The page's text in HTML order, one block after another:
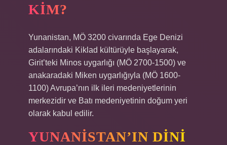
KIM?
Yunanistan, MÖ 3200 civarında Ege Denizi
adalarındaki Kiklad kültürüyle başlayarak,
Girit’teki Minos uygarlığı (MÖ 2700-1500) ve
anakaradaki Miken uygarlığıyla (MÖ 1600-
1100) Avrupa’nın ilk ileri medeniyetlerinin
merkezidir ve Batı medeniyetinin doğum yeri
olarak kabul edilir.
YUNANISTAN’IN DINI